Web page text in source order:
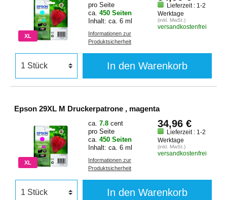
XL
pro Seite
ca. 450 Seiten
Inhalt: ca. 6 ml
Informationen zur
Produktsicherheit
Lieferzeit : 1-2
Werktage
(inkl. MwSt.)
versandkostenfrei
In den Warenkorb
Epson 29XL M Druckerpatrone , magenta
XL
ca. 7.8 cent
pro Seite
ca. 450 Seiten
Inhalt: ca. 6 ml
Informationen zur
Produktsicherheit
34,96 €
Lieferzeit : 1-2
Werktage
(inkl. MwSt.)
versandkostenfrei
In den Warenkorb